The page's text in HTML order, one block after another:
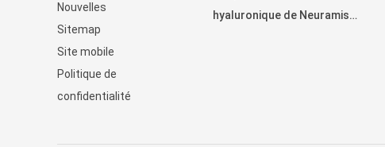
Nouvelles
Sitemap
Site mobile
Politique de
confidentialité
hyaluronique de Neuramis